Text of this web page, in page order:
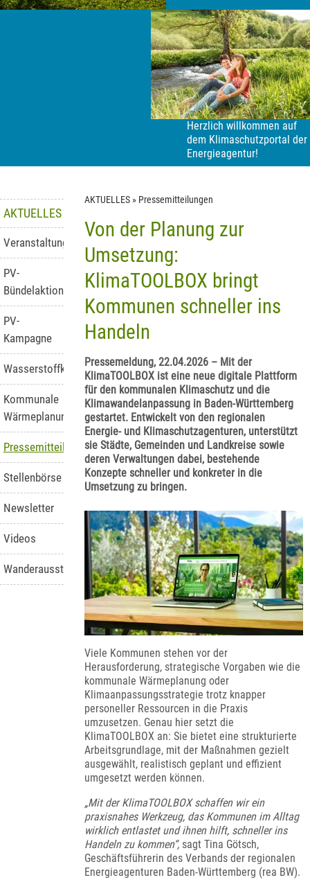
Herzlich willkommen auf
dem Klimaschutzportal der
Energieagentur!
AKTUELLES
Veranstaltungen
PV-
Bündelaktion
PV-
Kampagne
Wasserstoffkompetenzstelle
Kommunale
Wärmeplanung
Pressemitteilungen
Stellenbörse
Newsletter
Videos
Wanderausstellung
AKTUELLES » Pressemitteilungen
Von der Planung zur
Umsetzung:
KlimaTOOLBOX bringt
Kommunen schneller ins
Handeln
Pressemeldung, 22.04.2026 – Mit der
KlimaTOOLBOX ist eine neue digitale Plattform
für den kommunalen Klimaschutz und die
Klimawandelanpassung in Baden-Württemberg
gestartet. Entwickelt von den regionalen
Energie- und Klimaschutzagenturen, unterstützt
sie Städte, Gemeinden und Landkreise sowie
deren Verwaltungen dabei, bestehende
Konzepte schneller und konkreter in die
Umsetzung zu bringen.
Viele Kommunen stehen vor der
Herausforderung, strategische Vorgaben wie die
kommunale Wärmeplanung oder
Klimaanpassungsstrategie trotz knapper
personeller Ressourcen in die Praxis
umzusetzen. Genau hier setzt die
KlimaTOOLBOX an: Sie bietet eine strukturierte
Arbeitsgrundlage, mit der Maßnahmen gezielt
ausgewählt, realistisch geplant und effizient
umgesetzt werden können.
„Mit der KlimaTOOLBOX schaffen wir ein
praxisnahes Werkzeug, das Kommunen im Alltag
wirklich entlastet und ihnen hilft, schneller ins
Handeln zu kommen“, sagt Tina Götsch,
Geschäftsführerin des Verbands der regionalen
Energieagenturen Baden-Württemberg (rea BW).